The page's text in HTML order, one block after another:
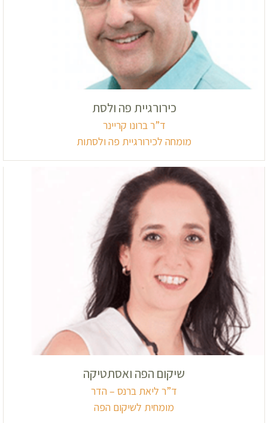
כירורגיית פה ולסת
ד”ר ברונו קריינר
מומחה לכירורגיית פה ולסתות
שיקום הפה ואסתטיקה
ד”ר ליאת ברנס – הדר
מומחית לשיקום הפה